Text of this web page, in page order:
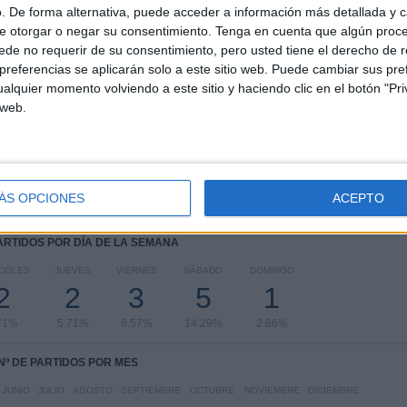
De forma alternativa, puede acceder a información más detallada y
otorgar o negar su consentimiento. Tenga en cuenta que algún
no requerir de su consentimiento, pero usted tiene el derecho de
se aplicarán solo a este sitio web. Puede cambiar sus
momento volviendo a este sitio y haciendo clic en el botón
OPCIONES ACEPTO
RIVALES
VS Al Wehdat
COMPETICIONES
RANKING POR COMPETICIONES
AFC Champions League Elite
30 (85.71%)
Ver ranking completo
POR DÍA DE LA SEMANA
JUEVES
2
5.71%
VIERNES
3
8.57%
SÁBADO
5
14.29%
DOMINGO
1
2.86%
Nº DE PARTIDOS POR MES
JUNIO JULIO AGOSTO SEPTIEMBRE OCTUBRE NOVIEMBRE DICIEMBRE